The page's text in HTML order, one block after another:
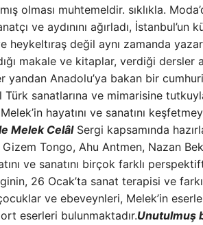
olması muhtemeldir. sıklıkla.
ve aydınını ağırladı, İstanbul’un
heykeltıraş değil aynı zamanda
makale ve kitaplar, verdiği dersler
yandan Anadolu’ya bakan bir
Türk sanatlarına ve mimarisine
hayatını ve sanatını
Melek CelâlSergi kapsamında
Tongo, Ahu Antmen, Nazan
ve sanatını birçok farklı
26 Ocak’ta sanat terapisi ve
ve ebeveynleri, Melek’in
eserleri bulunmaktadır.Unutulmuş